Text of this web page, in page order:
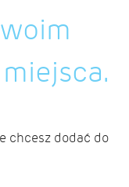
chcesz dodać do